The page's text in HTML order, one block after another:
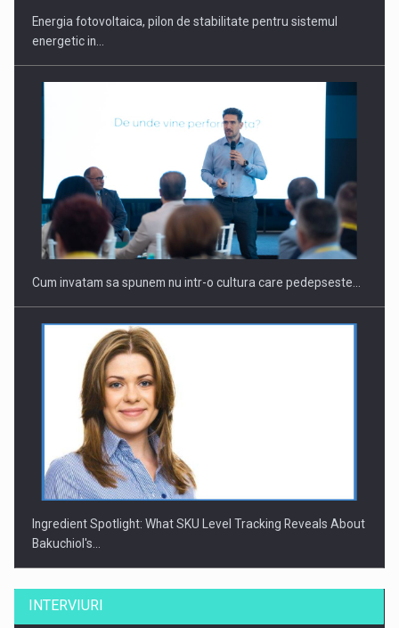
Webinar - Business Evolution-RETHINK STRATEGY-Finantare
Investitii Digitalizare
Energia fotovoltaica, pilon de stabilitate pentru sistemul
energetic in…
Cum invatam sa spunem nu intr-o cultura care pedepseste…
Ingredient Spotlight: What SKU Level Tracking Reveals About
Bakuchiol's…
INTERVIURI